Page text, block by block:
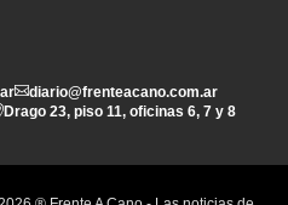
diario@frenteacano.com.ar
Drago 23, piso 11, oficinas 6, 7 y 8